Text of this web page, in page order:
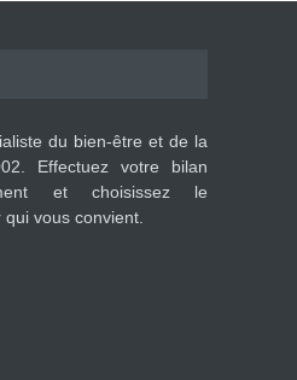
du bien-être et de la
Effectuez votre bilan
et choisissez le
vous convient.